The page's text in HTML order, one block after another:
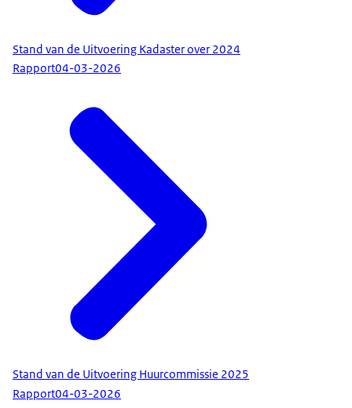
Stand van de Uitvoering Kadaster over 2024
Rapport04-03-2026
Stand van de Uitvoering Huurcommissie 2025
Rapport04-03-2026